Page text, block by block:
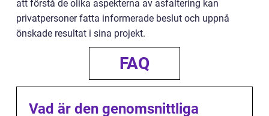
att förstå de olika aspekterna av asfaltering kan
privatpersoner fatta informerade beslut och uppnå
önskade resultat i sina projekt.
FAQ
Vad är den genomsnittliga